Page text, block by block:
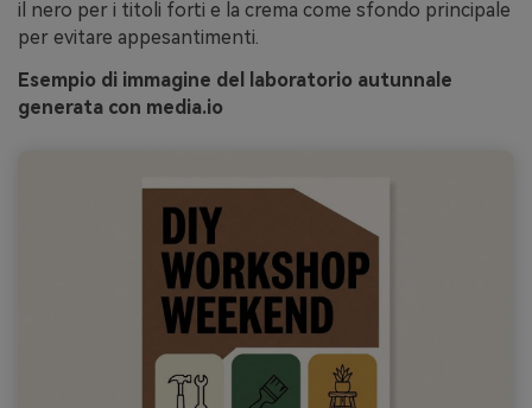
il nero per i titoli forti e la crema come sfondo principale
per evitare appesantimenti.
Esempio di immagine del laboratorio autunnale
generata con media.io